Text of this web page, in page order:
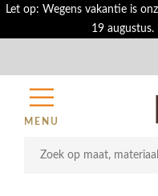
Let op: Wegens vakantie is
19 augustus.
MENU